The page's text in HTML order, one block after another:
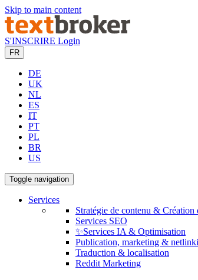
Skip to main content
S'INSCRIRE Login
FR
DE
UK
NL
ES
IT
PT
PL
BR
US
Toggle navigation
Services
Stratégie de contenu & Création
Services SEO
✨Services IA & Optimisation
Publication, marketing &
Traduction & localisation
Reddit Marketing